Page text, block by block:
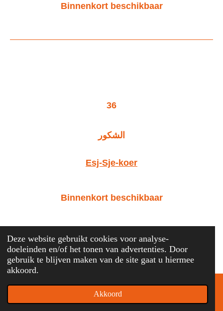
Deze website gebruikt cookies voor analyse-
doeleinden en/of het tonen van advertenties. Door
gebruik te blijven maken van de site gaat u hiermee
akkoord.
Akkoord
Binnenkort beschikbaar
36
الشكور
Esj-Sje-koer
Binnenkort beschikbaar